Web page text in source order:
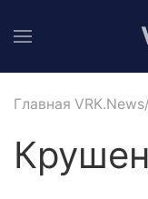
Главная VRK.News